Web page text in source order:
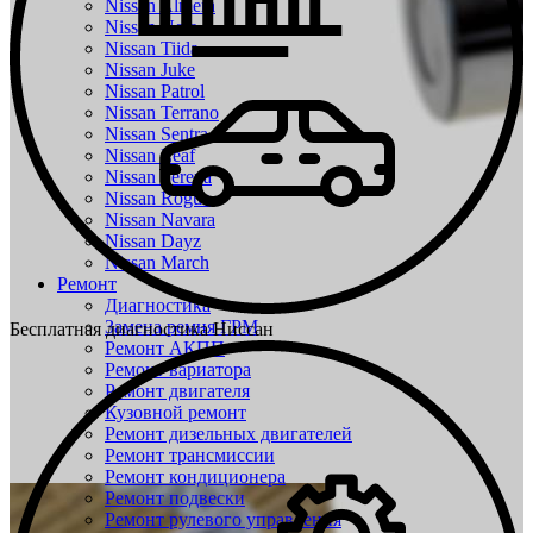
Nissan Almera
Nissan Note
Nissan Tiida
Nissan Juke
Nissan Patrol
Nissan Terrano
Nissan Sentra
Nissan Leaf
Nissan Serena
Nissan Rogue
Nissan Navara
Nissan Dayz
Nissan March
Ремонт
Диагностика
Замена ремня ГРМ
Ремонт АКПП
Ремонт вариатора
Ремонт двигателя
Кузовной ремонт
Ремонт дизельных двигателей
Ремонт трансмиссии
Ремонт кондиционера
Ремонт подвески
Ремонт рулевого управления
Бесплатная диагностика Ниссан